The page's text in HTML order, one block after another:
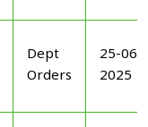
Dept
Orders
25-06-
2025